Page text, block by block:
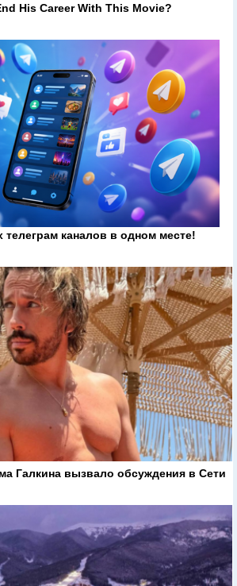
His Career With This Movie?
каналов в одном месте!
Галкина вызвало обсуждения в Сети